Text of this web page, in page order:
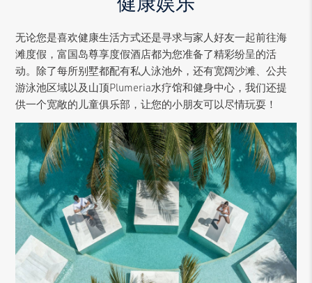
无论您是喜欢健康生活方式还是寻求与家人好友一起前往海
滩度假，富国岛尊享度假酒店都为您准备了精彩纷呈的活
动。除了每所别墅都配有私人泳池外，还有宽阔沙滩、公共
游泳池区域以及山顶Plumeria水疗馆和健身中心，我们还提
供一个宽敞的儿童俱乐部，让您的小朋友可以尽情玩耍！